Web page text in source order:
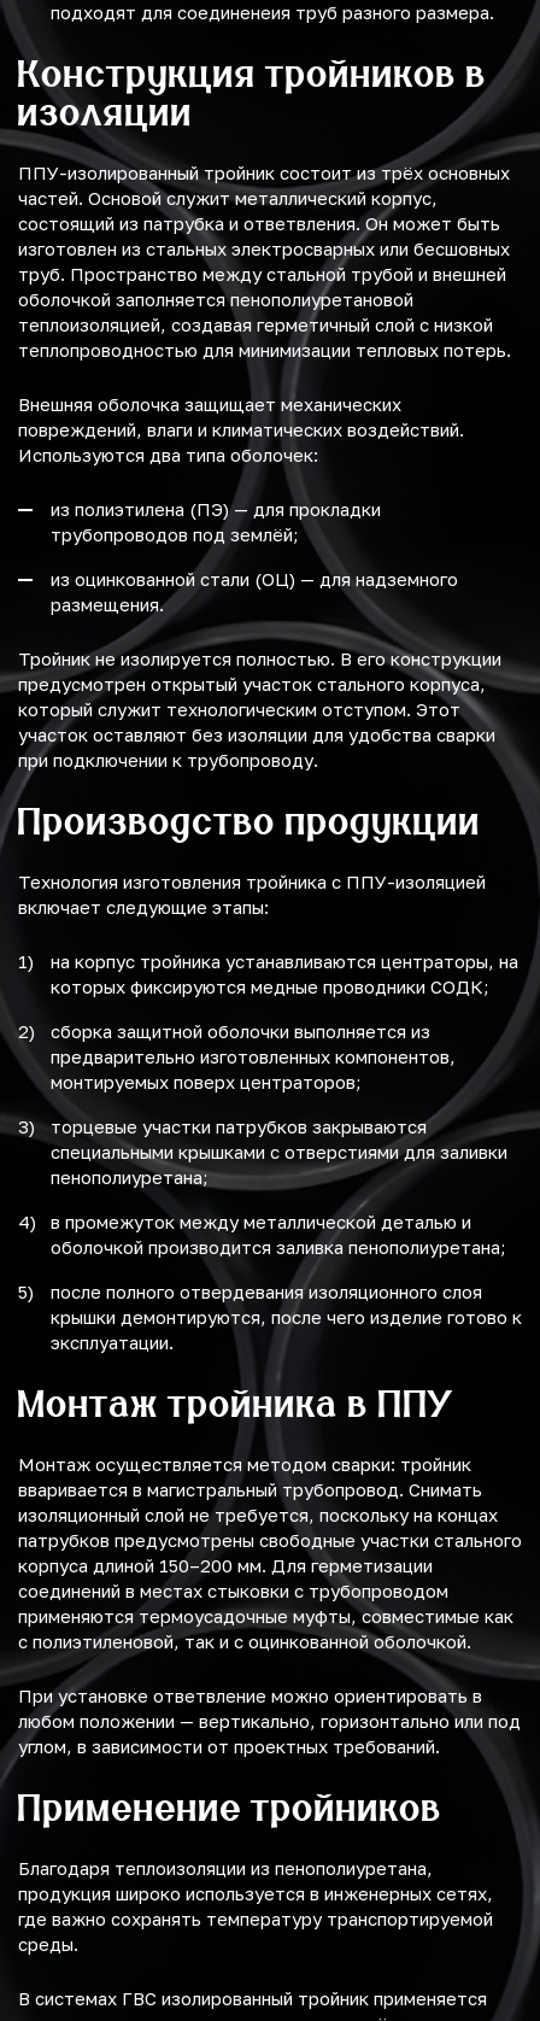
подходят для соединенеия труб разного размера.
Конструкция тройников в
изоляции
ППУ-изолированный тройник состоит из трёх основных
частей. Основой служит металлический корпус,
состоящий из патрубка и ответвления. Он может быть
изготовлен из стальных электросварных или бесшовных
труб. Пространство между стальной трубой и внешней
оболочкой заполняется пенополиуретановой
теплоизоляцией, создавая герметичный слой с низкой
теплопроводностью для минимизации тепловых потерь.
Внешняя оболочка защищает механических
повреждений, влаги и климатических воздействий.
Используются два типа оболочек:
из полиэтилена (ПЭ) — для прокладки
трубопроводов под землёй;
из оцинкованной стали (ОЦ) — для надземного
размещения.
Тройник не изолируется полностью. В его конструкции
предусмотрен открытый участок стального корпуса,
который служит технологическим отступом. Этот
участок оставляют без изоляции для удобства сварки
при подключении к трубопроводу.
Производство продукции
Технология изготовления тройника с ППУ-изоляцией
включает следующие этапы:
на корпус тройника устанавливаются центраторы, на
которых фиксируются медные проводники СОДК;
сборка защитной оболочки выполняется из
предварительно изготовленных компонентов,
монтируемых поверх центраторов;
торцевые участки патрубков закрываются
специальными крышками с отверстиями для заливки
пенополиуретана;
в промежуток между металлической деталью и
оболочкой производится заливка пенополиуретана;
после полного отвердевания изоляционного слоя
крышки демонтируются, после чего изделие готово к
эксплуатации.
Монтаж тройника в ППУ
Монтаж осуществляется методом сварки: тройник
вваривается в магистральный трубопровод. Снимать
изоляционный слой не требуется, поскольку на концах
патрубков предусмотрены свободные участки стального
корпуса длиной 150–200 мм. Для герметизации
соединений в местах стыковки с трубопроводом
применяются термоусадочные муфты, совместимые как
с полиэтиленовой, так и с оцинкованной оболочкой.
При установке ответвление можно ориентировать в
любом положении — вертикально, горизонтально или под
углом, в зависимости от проектных требований.
Применение тройников
Благодаря теплоизоляции из пенополиуретана,
продукция широко используется в инженерных сетях,
где важно сохранять температуру транспортируемой
среды.
В системах ГВС изолированный тройник применяется